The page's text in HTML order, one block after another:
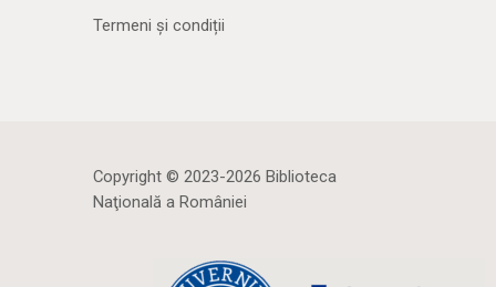
Termeni și condiții
Copyright © 2023-2026 Biblioteca
Naţională a României